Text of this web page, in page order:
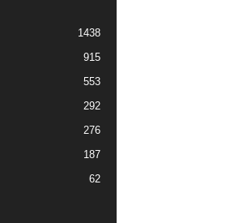
1438
915
553
292
276
187
62